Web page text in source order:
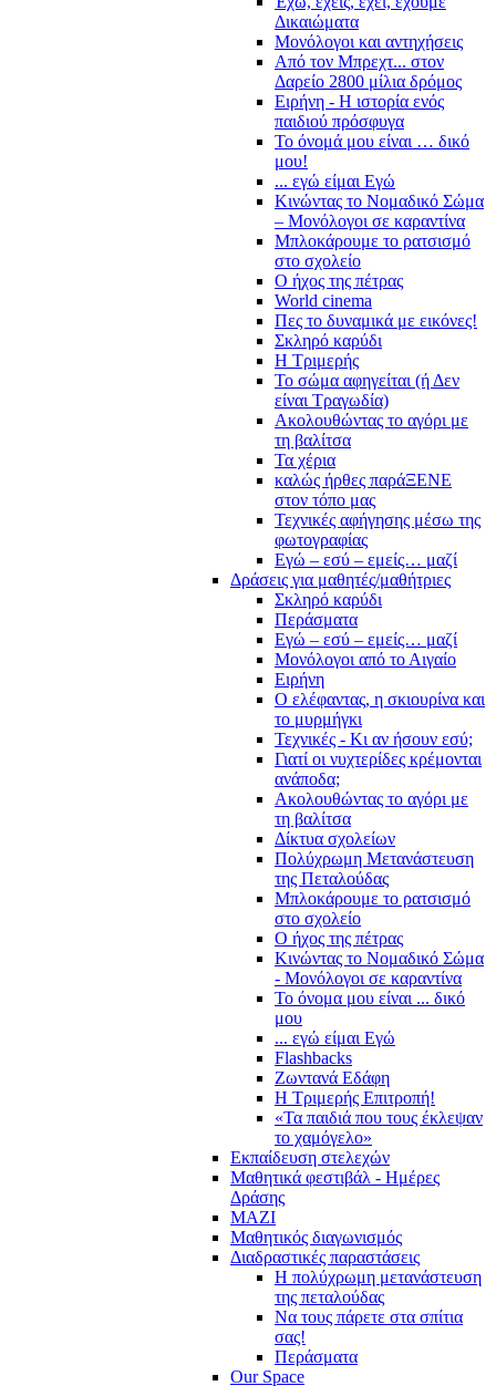
Δικαιώματα
Μονόλογοι και αντηχήσεις
Από τον Μπρεχτ... στον
Δαρείο 2800 μίλια δρόμος
Ειρήνη - Η ιστορία ενός
παιδιού πρόσφυγα
Το όνομά μου είναι … δικό
μου!
... εγώ είμαι Εγώ
Κινώντας το Νομαδικό Σώμα
– Μονόλογοι σε καραντίνα
Μπλοκάρουμε το ρατσισμό
στο σχολείο
Ο ήχος της πέτρας
World cinema
Πες το δυναμικά με εικόνες!
Σκληρό καρύδι
Η Τριμερής
Το σώμα αφηγείται (ή Δεν
είναι Τραγωδία)
Ακολουθώντας το αγόρι με
τη βαλίτσα
Τα χέρια
καλώς ήρθες παράΞΕΝΕ
στον τόπο μας
Τεχνικές αφήγησης μέσω της
φωτογραφίας
Εγώ – εσύ – εμείς… μαζί
Δράσεις για μαθητές/μαθήτριες
Σκληρό καρύδι
Περάσματα
Εγώ – εσύ – εμείς… μαζί
Μονόλογοι από το Αιγαίο
Ειρήνη
Ο ελέφαντας, η σκιουρίνα και
το μυρμήγκι
Τεχνικές - Κι αν ήσουν εσύ;
Γιατί οι νυχτερίδες κρέμονται
ανάποδα;
Ακολουθώντας το αγόρι με
τη βαλίτσα
Δίκτυα σχολείων
Πολύχρωμη Μετανάστευση
της Πεταλούδας
Μπλοκάρουμε το ρατσισμό
στο σχολείο
Ο ήχος της πέτρας
Κινώντας το Νομαδικό Σώμα
- Μονόλογοι σε καραντίνα
Το όνομα μου είναι ... δικό
μου
... εγώ είμαι Εγώ
Flashbacks
Ζωντανά Εδάφη
Η Τριμερής Επιτροπή!
«Τα παιδιά που τους έκλεψαν
το χαμόγελο»
Εκπαίδευση στελεχών
Μαθητικά φεστιβάλ - Ημέρες
Δράσης
ΜΑΖΙ
Μαθητικός διαγωνισμός
Διαδραστικές παραστάσεις
Η πολύχρωμη μετανάστευση
της πεταλούδας
Να τους πάρετε στα σπίτια
σας!
Περάσματα
Our Space